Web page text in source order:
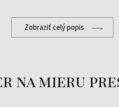
Zobraziť celý popis
na mieru